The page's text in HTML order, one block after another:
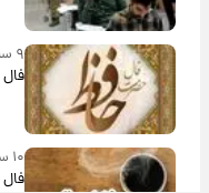
۹ ساعت پیش
فال
۱۰ ساعت پیش
فال